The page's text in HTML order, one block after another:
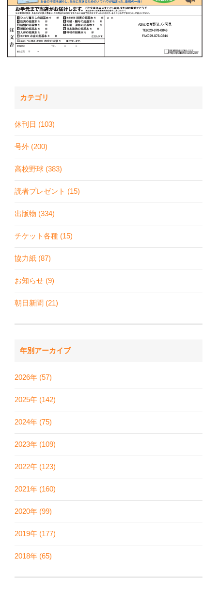
カテゴリ
休刊日 (103)
号外 (200)
高校野球 (383)
読者プレゼント (15)
出版物 (334)
チケット各種 (15)
協力紙 (87)
お知らせ (9)
朝日新聞 (21)
年別アーカイブ
2026年 (57)
2025年 (142)
2024年 (75)
2023年 (109)
2022年 (123)
2021年 (160)
2020年 (99)
2019年 (177)
2018年 (65)